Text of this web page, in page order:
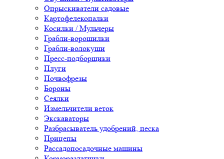
Опрыскиватели садовые
Картофелекопалки
Косилки / Мульчеры
Грабли-ворошилки
Грабли-волокуши
Пресс-подборщики
Плуги
Почвофрезы
Бороны
Сеялки
Измельчители веток
Экскаваторы
Разбрасыватель удобрений, песка
Прицепы
Рассадопосадочные машины